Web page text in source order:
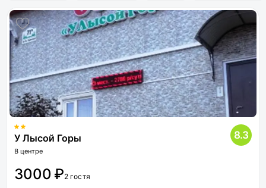
У Лысой Горы
В центре
8.3
3000 ₽2 гостя